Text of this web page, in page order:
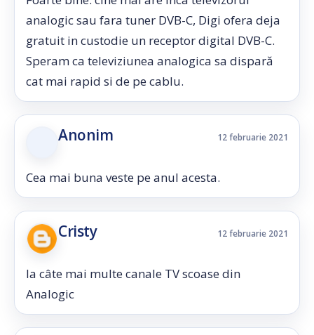
analogic sau fara tuner DVB-C, Digi ofera deja
gratuit in custodie un receptor digital DVB-C.
Speram ca televiziunea analogica sa dispară
cat mai rapid si de pe cablu.
Anonim 12 februarie 2021
Cea mai buna veste pe anul acesta.
Cristy 12 februarie 2021
la câte mai multe canale TV scoase din
Analogic